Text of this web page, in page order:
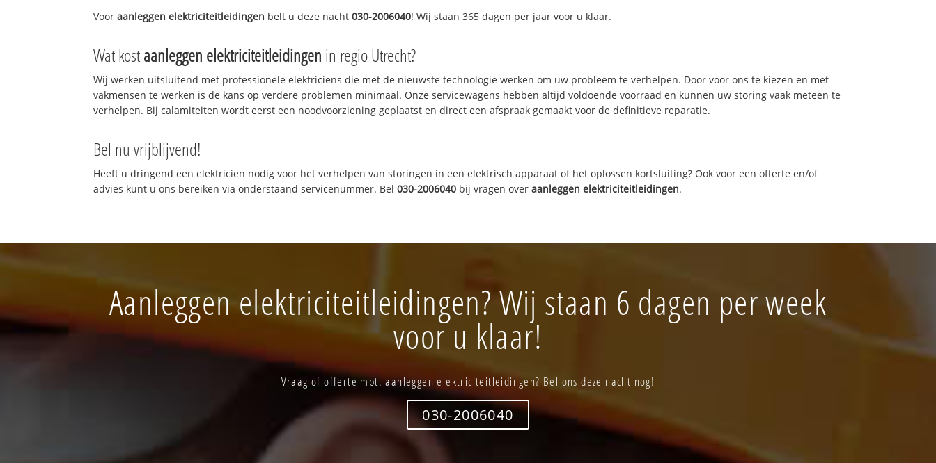
Vooraanleggen elektriciteitleidingen belt u deze nacht030-2006040! Wij staan 365 dagen per jaar voor u klaar.
Wat kostaanleggen elektriciteitleidingen in regio Utrecht?
Wij werken uitsluitend met professionele elektriciens die met de nieuwste technologie werken om uw probleem te verhelpen. Door voor ons te kiezen en met
vakmensen te werken is de kans op verdere problemen minimaal. Onze servicewagens hebben altijd voldoende voorraad en kunnen uw storing vaak meteen te
verhelpen. Bij calamiteiten wordt eerst een noodvoorziening geplaatst en direct een afspraak gemaakt voor de definitieve reparatie.
Bel nu vrijblijvend!
Heeft u dringend een elektricien nodig voor het verhelpen van storingen in een elektrisch apparaat of het oplossen kortsluiting? Ook voor een offerte en/of
advies kunt u ons bereiken via onderstaand servicenummer. Bel030-2006040 bij vragen overaanleggen elektriciteitleidingen.
Aanleggen elektriciteitleidingen? Wij staan 6 dagen per week
voor u klaar!
Vraag of offerte mbt. aanleggen elektriciteitleidingen? Bel ons deze nacht nog!
030-2006040